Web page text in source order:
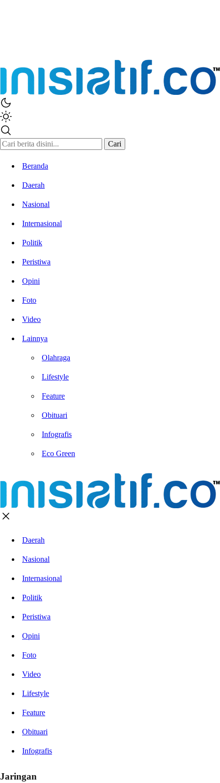
Inisiatif.co
Stay Connected Stay Informed
Cari
Beranda
Daerah
Nasional
Internasional
Politik
Peristiwa
Opini
Foto
Video
Lainnya
Olahraga
Lifestyle
Feature
Obituari
Infografis
Eco Green
Daerah
Nasional
Internasional
Politik
Peristiwa
Opini
Foto
Video
Lifestyle
Feature
Obituari
Infografis
Jaringan